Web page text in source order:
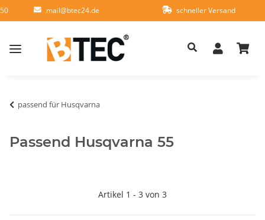
mail@btec24.de schneller Versand
passend für Husqvarna
Passend Husqvarna 55
Artikel 1 - 3 von 3